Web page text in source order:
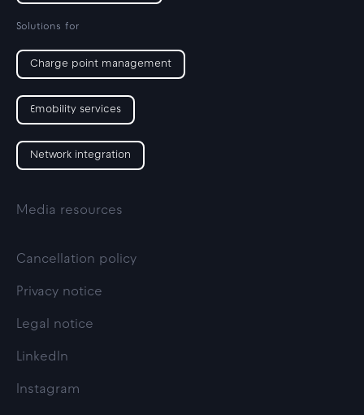
Solutions for
Charge point management
Emobility services
Network integration
Media resources
Cancellation policy
Privacy notice
Legal notice
LinkedIn
Instagram